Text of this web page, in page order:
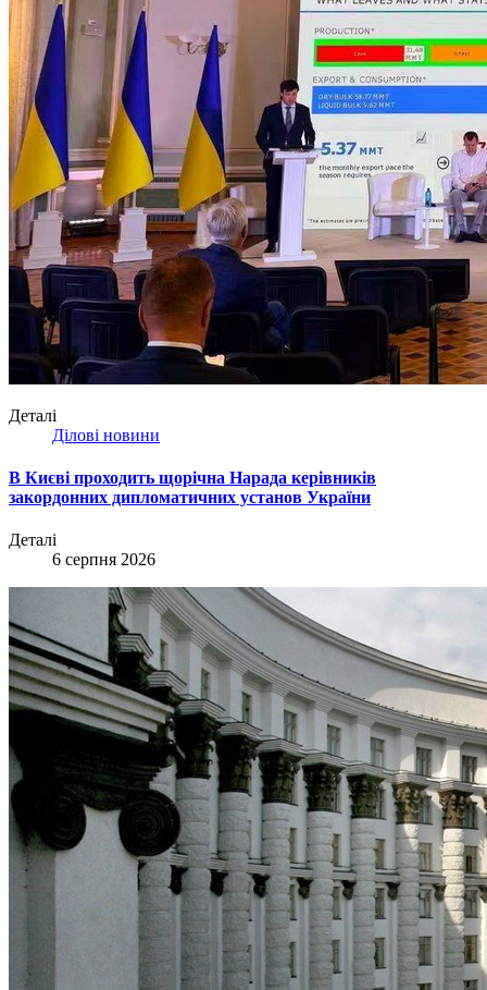
Деталі
Ділові новини
В Києві проходить щорічна Нарада керівників
закордонних дипломатичних установ України
Деталі
6 серпня 2026